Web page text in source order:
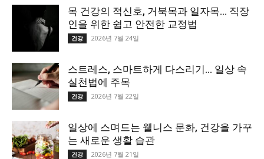
목 건강의 적신호, 거북목과 일자목… 직장
인을 위한 쉽고 안전한 교정법
건강 2026년 7월 24일
스트레스, 스마트하게 다스리기… 일상 속
실천법에 주목
건강 2026년 7월 22일
일상에 스며드는 웰니스 문화, 건강을 가꾸
는 새로운 생활 습관
건강 2026년 7월 21일